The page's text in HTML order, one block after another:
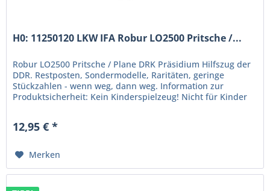
H0: 11250120 LKW IFA Robur LO2500 Pritsche /...
Robur LO2500 Pritsche / Plane DRK Präsidium Hilfszug der
DDR. Restposten, Sondermodelle, Raritäten, geringe
Stückzahlen - wenn weg, dann weg. Information zur
Produktsicherheit: Kein Kinderspielzeug! Nicht für Kinder
12,95 € *
Merken